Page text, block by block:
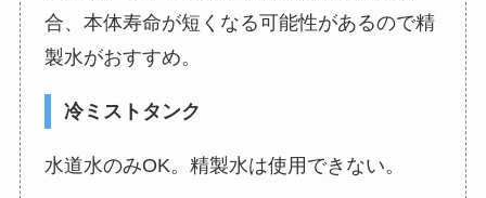
合、本体寿命が短くなる可能性があるので精
製水がおすすめ。
冷ミストタンク
水道水のみOK。精製水は使用できない。